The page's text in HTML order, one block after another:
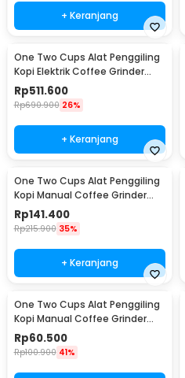
+ Keranjang
One Two Cups Alat Penggiling
Kopi Elektrik Coffee Grinder
Adjustable - 600N
Rp511.600
Rp690.900 26%
+ Keranjang
One Two Cups Alat Penggiling
Kopi Manual Coffee Grinder
Wood 30g - CW85532
Rp141.400
Rp215.900 35%
+ Keranjang
One Two Cups Alat Penggiling
Kopi Manual Coffee Grinder
Adjustable - RHNHA0176
Rp60.500
Rp100.900 41%